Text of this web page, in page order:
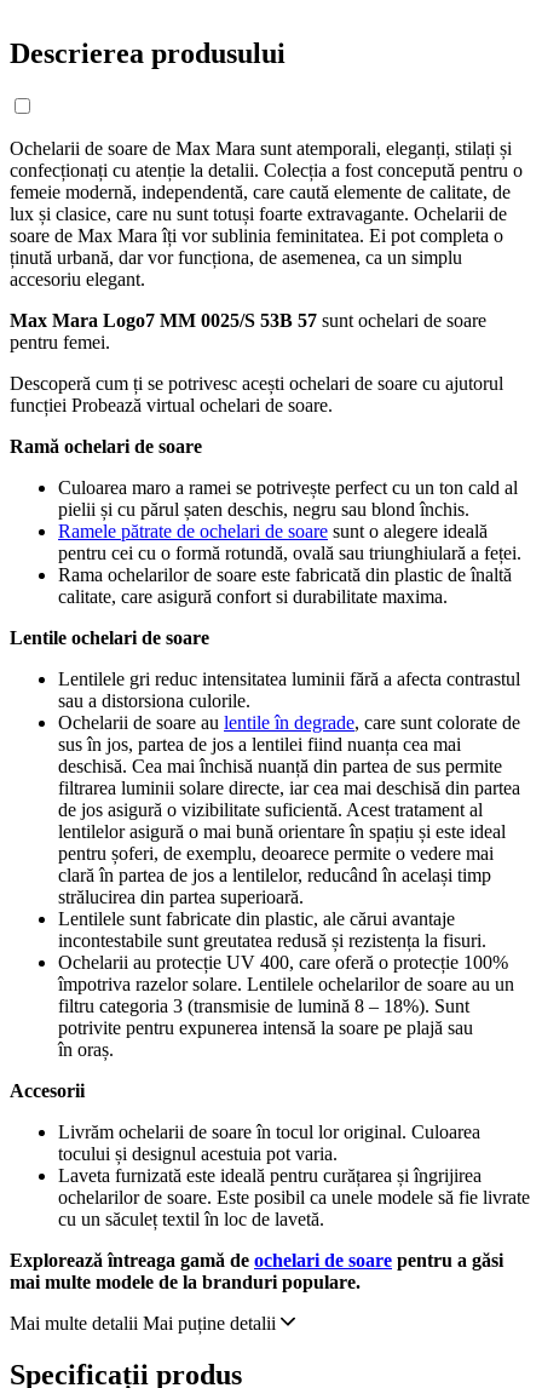
Descrierea produsului
Ochelarii de soare de Max Mara sunt atemporali, eleganți, stilați și
confecționați cu atenție la detalii. Colecția a fost concepută pentru o
femeie modernă, independentă, care caută elemente de calitate, de
lux și clasice, care nu sunt totuși foarte extravagante. Ochelarii de
soare de Max Mara îți vor sublinia feminitatea. Ei pot completa o
ținută urbană, dar vor funcționa, de asemenea, ca un simplu
accesoriu elegant.
Max Mara Logo7 MM 0025/S 53B 57 sunt ochelari de soare
pentru femei.
Descoperă cum ți se potrivesc acești ochelari de soare cu ajutorul
funcției Probează virtual ochelari de soare.
Ramă ochelari de soare
Culoarea maro a ramei se potrivește perfect cu un ton cald al
pielii și cu părul șaten deschis, negru sau blond închis.
Ramele pătrate de ochelari de soare sunt o alegere ideală
pentru cei cu o formă rotundă, ovală sau triunghiulară a feței.
Rama ochelarilor de soare este fabricată din plastic de înaltă
calitate, care asigură confort si durabilitate maxima.
Lentile ochelari de soare
Lentilele gri reduc intensitatea luminii fără a afecta contrastul
sau a distorsiona culorile.
Ochelarii de soare au lentile în degrade, care sunt colorate de
sus în jos, partea de jos a lentilei fiind nuanța cea mai
deschisă. Cea mai închisă nuanță din partea de sus permite
filtrarea luminii solare directe, iar cea mai deschisă din partea
de jos asigură o vizibilitate suficientă. Acest tratament al
lentilelor asigură o mai bună orientare în spațiu și este ideal
pentru șoferi, de exemplu, deoarece permite o vedere mai
clară în partea de jos a lentilelor, reducând în același timp
strălucirea din partea superioară.
Lentilele sunt fabricate din plastic, ale cărui avantaje
incontestabile sunt greutatea redusă și rezistența la fisuri.
Ochelarii au protecție UV 400, care oferă o protecție 100%
împotriva razelor solare. Lentilele ochelarilor de soare au un
filtru categoria 3 (transmisie de lumină 8 – 18%). Sunt
potrivite pentru expunerea intensă la soare pe plajă sau
în oraș.
Accesorii
Livrăm ochelarii de soare în tocul lor original. Culoarea
tocului și designul acestuia pot varia.
Laveta furnizată este ideală pentru curățarea și îngrijirea
ochelarilor de soare. Este posibil ca unele modele să fie livrate
cu un săculeț textil în loc de lavetă.
Explorează întreaga gamă de ochelari de soare pentru a găsi
mai multe modele de la branduri populare.
Mai multe detalii Mai puține detalii
Specificații produs